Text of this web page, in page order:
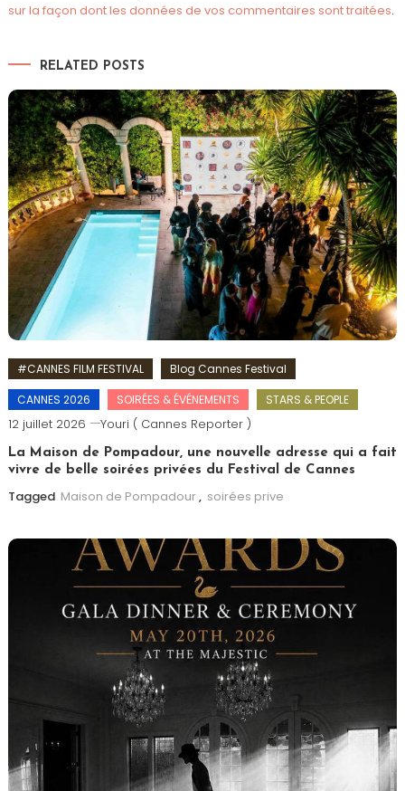
sur la façon dont les données de vos commentaires sont traitées.
RELATED POSTS
#CANNES FILM FESTIVAL
Blog Cannes Festival
CANNES 2026
SOIRÉES & ÉVÉNEMENTS STARS & PEOPLE
12 juillet 2026 Youri ( Cannes Reporter )
La Maison de Pompadour, une nouvelle adresse qui a fait
vivre de belle soirées privées du Festival de Cannes
Tagged Maison de Pompadour, soirées prive